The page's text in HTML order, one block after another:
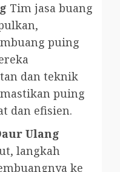
Tim jasa buang
puing
dan teknik
puing
dan efisien.
Ulang
langkah
ke